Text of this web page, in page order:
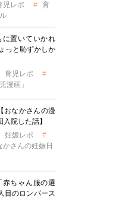
児レポ
育
置いていかれ
っと恥ずかしか
育児レポ
漫画」
おなかさんの漫
院した話】
妊娠レポ
かさんの妊娠日
赤ちゃん服の選
目のロンパース